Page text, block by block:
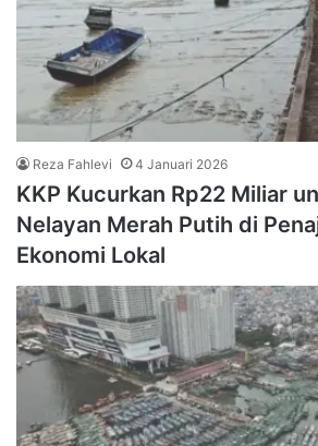
Reza Fahlevi 4 Januari 2026
KKP Kucurkan Rp22 Miliar
Nelayan Merah Putih di
Ekonomi Lokal